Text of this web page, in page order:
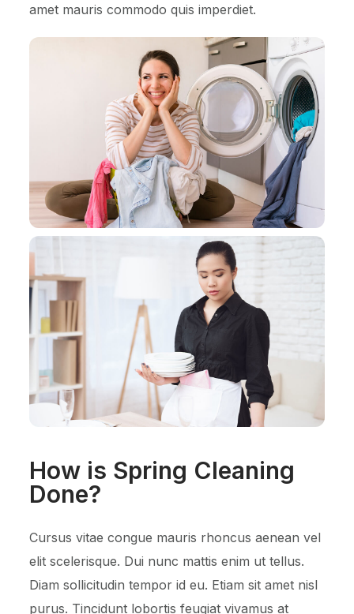
amet mauris commodo quis imperdiet.
How is Spring Cleaning
Done?
Cursus vitae congue mauris rhoncus aenean vel
elit scelerisque. Dui nunc mattis enim ut tellus.
Diam sollicitudin tempor id eu. Etiam sit amet nisl
purus. Tincidunt lobortis feugiat vivamus at